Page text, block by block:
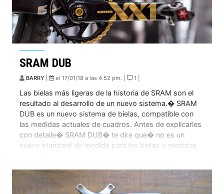
SRAM DUB
BARRY el 17/01/18 a las 4:52 pm. | 1 |
Las bielas más ligeras de la historia de SRAM son el
resultado al desarrollo de un nuevo sistema.� SRAM
DUB es un nuevo sistema de bielas, compatible con
las medidas actuales de cuadros. Antes de explicarles
con detalle� SRAM DUB� te dire que� no es un
nuevo standard de medida para las bielas o medidas